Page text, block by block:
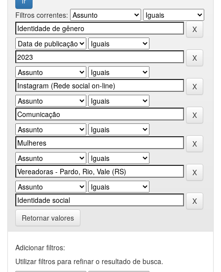
Filtros correntes:
Retornar valores
Adicionar filtros:
Utilizar filtros para refinar o resultado de busca.